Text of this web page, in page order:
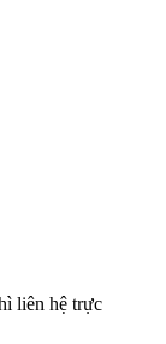
liên hệ trực